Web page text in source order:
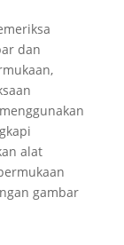
dan
alat
gambar